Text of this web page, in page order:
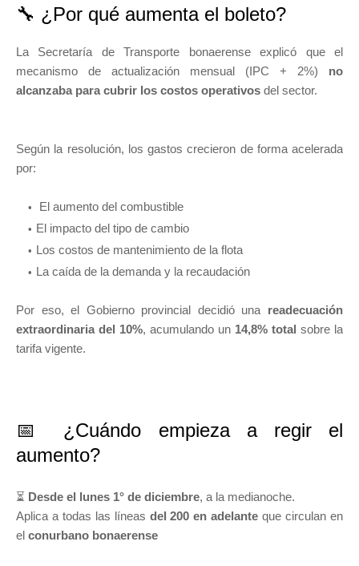
🔧 ¿Por qué aumenta el boleto?
La Secretaría de Transporte bonaerense explicó que el
mecanismo de actualización mensual (IPC + 2%) no
alcanzaba para cubrir los costos operativos del sector.
Según la resolución, los gastos crecieron de forma acelerada
por:
El aumento del combustible
El impacto del tipo de cambio
Los costos de mantenimiento de la flota
La caída de la demanda y la recaudación
Por eso, el Gobierno provincial decidió una readecuación
extraordinaria del 10%, acumulando un 14,8% total sobre la
tarifa vigente.
📅 ¿Cuándo empieza a regir el
aumento?
⏳ Desde el lunes 1° de diciembre, a la medianoche.
Aplica a todas las líneas del 200 en adelante que circulan en
el conurbano bonaerense